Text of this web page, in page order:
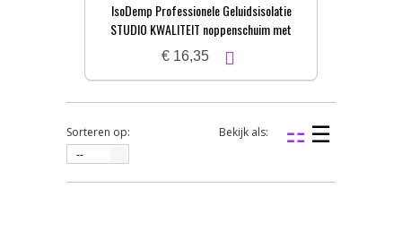
IsoDemp Professionele Geluidsisolatie
STUDIO KWALITEIT noppenschuim met
zelfkl. laag | 3x50x100cm
€ 16,35
Sorteren op:
--
Bekijk als: